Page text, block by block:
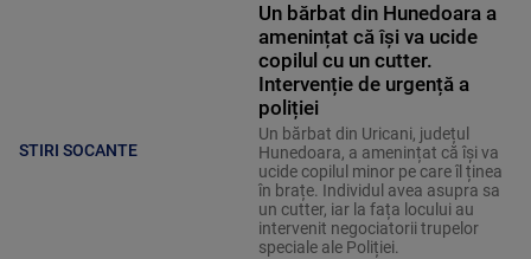
STIRI SOCANTE
Un bărbat din Hunedoara a
amenințat că își va ucide
copilul cu un cutter.
Intervenție de urgență a
poliției
Un bărbat din Uricani, județul
Hunedoara, a amenințat că își va
ucide copilul minor pe care îl ținea
în brațe. Individul avea asupra sa
un cutter, iar la fața locului au
intervenit negociatorii trupelor
speciale ale Poliției.